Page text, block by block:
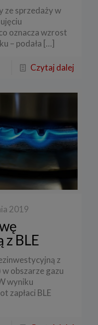
ze sprzedaży w
oznacza wzrost
– podała […]
Czytaj dalej
2019
BLE
z
w obszarze gazu
wyniku
zapłaci BLE